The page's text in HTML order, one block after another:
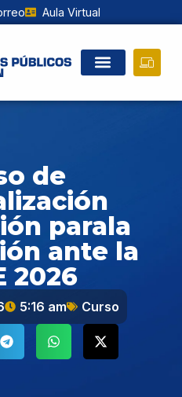
Aula Virtual
de
parala
ante la
2026
5:16 am Curso